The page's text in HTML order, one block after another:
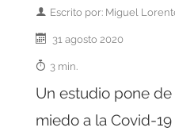
Escrito por: Miguel
31 agosto 2020
3 min.
Un estudio pone
miedo a la Covid-